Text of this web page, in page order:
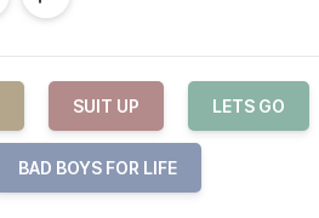
SUIT UP LETS GO
BAD BOYS FOR LIFE